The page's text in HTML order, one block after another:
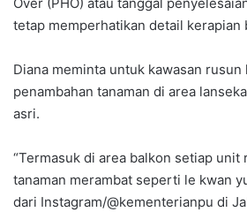
tetap memperhatikan detail kerapian
Diana meminta untuk kawasan rusun
penambahan tanaman di area
asri.
“Termasuk di area balkon setiap unit
tanaman merambat seperti le kwan
dari Instagram/@kementerianpu di